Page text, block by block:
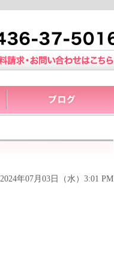
2024年07月03日（水）3:01 PM